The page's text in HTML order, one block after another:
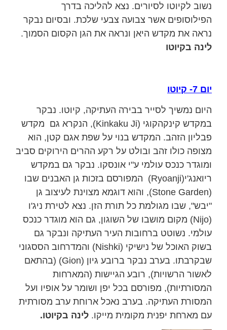
נשוב לקיוטו לסיורים. נצא להליכה בדרך
הפילוסופים אשר צבועה צבעי שלכת. ובסיום נבקר
נראה את מקדש היאן ונראה את הגן הקסום הסמוך.
לינה בקיוטו
יום 7- קיוטו
היום נמשיך לסייר בבירה העתיקה, קיוטו. נבקר
במקדש קינקהקוגי (Kinkaku Ji), הנקרא גם מקדש
פבליון הזהב. המקדש בנוי על שפת אגם קטן, הוא
מצופה כולו זהב ובולט על רקע ההרים הירוקים סביב
ומוגדר כנכס עולמי ע"י אונסקו. נבקר גם במקדש
ריואנג'י(Ryoanji) המפורסם בזכות גן האבנים שבו
(Stone Garden), והוא דוגמא מצוינת לעיצוב גן
"יבש", שבו מגולמת כל תורת הזן. נצא לטירת ניג'ו
(Nijo) מקום מושבו של השוגון, גם הוא מוגדר כנכס
עולמי. נשוטט ברחובות העיר העתיקה ונבקר גם
בשוק האוכל של נישיקי (Nishki) והמדרחוב הססגוני
שבקרבתו. בערב נבקר ברובע גיון (Gion) (בהתאם
לאשור הרשויות), רובע הגיישות (המארחות
המסורתיות), מפורסם בכל יפן ושומר על אופיו ועל
המסורת העתיקה. בערב נאכל ארוחת ערב מסורתית
עם מארחת יפנית מקומית מייקו. לינה בקיוטו.